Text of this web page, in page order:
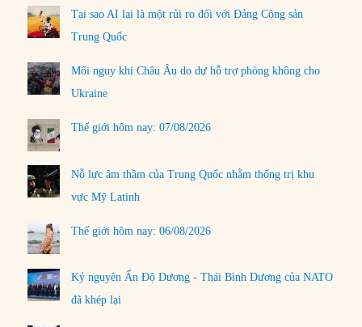
Tại sao AI lại là một rủi ro đối với Đảng Cộng sản
Trung Quốc
Mối nguy khi Châu Âu do dự hỗ trợ phòng không cho
Ukraine
Thế giới hôm nay: 07/08/2026
Nỗ lực âm thầm của Trung Quốc nhằm thống trị khu
vực Mỹ Latinh
Thế giới hôm nay: 06/08/2026
Kỷ nguyên Ấn Độ Dương - Thái Bình Dương của NATO
đã khép lại